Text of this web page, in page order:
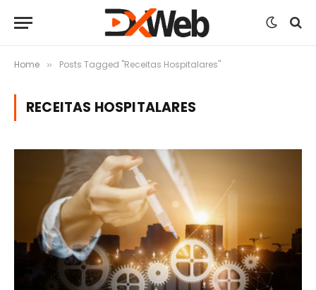
Home » Posts Tagged "Receitas Hospitalares"
RECEITAS HOSPITALARES